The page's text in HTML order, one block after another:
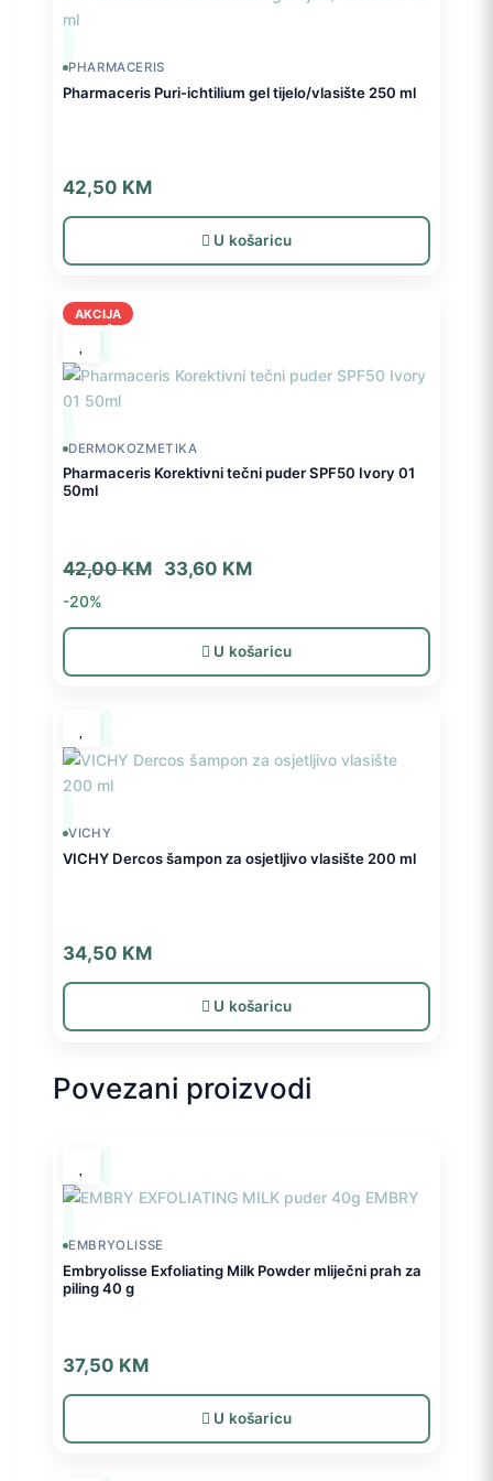
PHARMACERIS
Pharmaceris Puri-ichtilium gel tijelo/vlasište 250 ml
42,50 KM
U košaricu
AKCIJA
DERMOKOZMETIKA
Pharmaceris Korektivni tečni puder SPF50 Ivory 01
50ml
42,00KM
Izvorna
33,60 KMTrenutna
33,60 KM.
-20%
U košaricu
VICHY
VICHY Dercos šampon za osjetljivo vlasište 200 ml
34,50 KM
U košaricu
Povezani proizvodi
EMBRYOLISSE
Embryolisse Exfoliating Milk Powder mliječni prah za
piling 40 g
37,50 KM
U košaricu